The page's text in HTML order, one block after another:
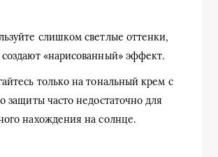
слишком светлые оттенки,
«нарисованный» эффект.
только на тональный крем с
защиты часто недостаточно для
нахождения на солнце.